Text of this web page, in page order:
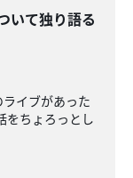
いて独り語る
イブがあった
をちょろっとし